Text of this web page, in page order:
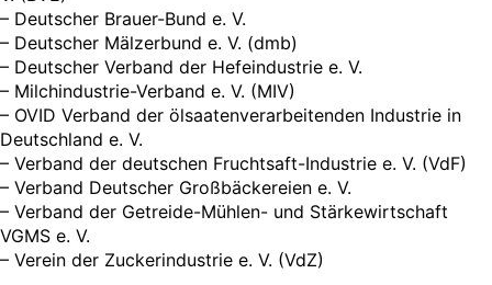
– Deutscher Brauer-Bund e. V.
– Deutscher Mälzerbund e. V. (dmb)
– Deutscher Verband der Hefeindustrie e. V.
– Milchindustrie-Verband e. V. (MIV)
– OVID Verband der ölsaatenverarbeitenden Industrie in
Deutschland e. V.
– Verband der deutschen Fruchtsaft-Industrie e. V. (VdF)
– Verband Deutscher Großbäckereien e. V.
– Verband der Getreide-Mühlen- und Stärkewirtschaft
VGMS e. V.
– Verein der Zuckerindustrie e. V. (VdZ)